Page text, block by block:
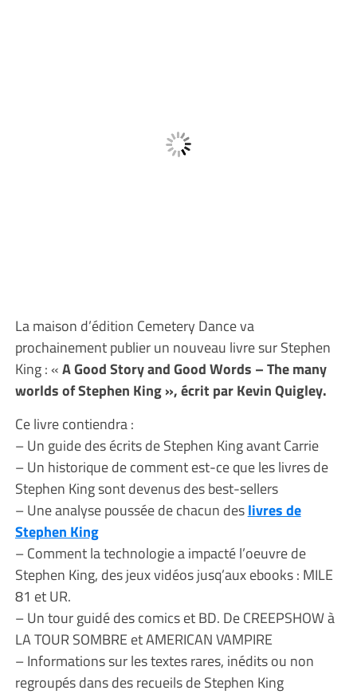
La maison d’édition Cemetery Dance va
prochainement publier un nouveau livre sur Stephen
King : «A Good Story and Good Words – The many
worlds of Stephen King », écrit par Kevin Quigley.
Ce livre contiendra :
– Un guide des écrits de Stephen King avant Carrie
– Un historique de comment est-ce que les livres de
Stephen King sont devenus des best-sellers
– Une analyse poussée de chacun deslivres de
Stephen King
– Comment la technologie a impacté l’oeuvre de
Stephen King, des jeux vidéos jusq’aux ebooks : MILE
81 et UR.
– Un tour guidé des comics et BD. De CREEPSHOW à
LA TOUR SOMBRE et AMERICAN VAMPIRE
– Informations sur les textes rares, inédits ou non
regroupés dans des recueils de Stephen King